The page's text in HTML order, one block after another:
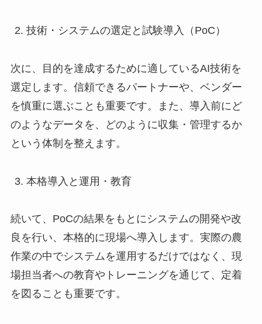
技術・システムの選定と試験導入（PoC）
次に、目的を達成するために適しているAI技術を
選定します。信頼できるパートナーや、ベンダー
を慎重に選ぶことも重要です。また、導入前にど
のようなデータを、どのように収集・管理するか
という体制を整えます。
本格導入と運用・教育
続いて、PoCの結果をもとにシステムの開発や改
良を行い、本格的に現場へ導入します。実際の農
作業の中でシステムを運用するだけではなく、現
場担当者への教育やトレーニングを通じて、定着
を図ることも重要です。